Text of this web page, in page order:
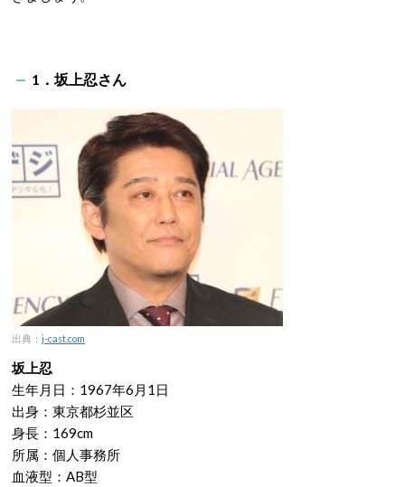
1．坂上忍さん
出典： j-cast.com
坂上忍
生年月日：1967年6月1日
出身：東京都杉並区
身長：169cm
所属：個人事務所
血液型：AB型